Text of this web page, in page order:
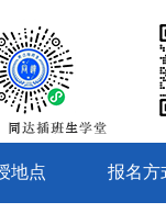
地点 报名方